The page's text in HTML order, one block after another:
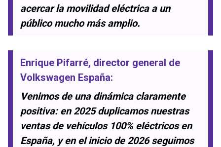
acercar la movilidad eléctrica a un
público mucho más amplio.
Enrique Pifarré, director general de
Volkswagen España:
Venimos de una dinámica claramente
positiva: en 2025 duplicamos nuestras
ventas de vehículos 100% eléctricos en
España, y en el inicio de 2026 seguimos